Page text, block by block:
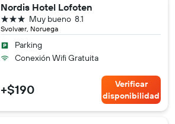
Nordis Hotel Lofoten
Svolvær, Noruega
8.1
Muy bueno
3 estrellas
Parking
Conexión Wifi Gratuita
+$190
Verificar
disponibilidad